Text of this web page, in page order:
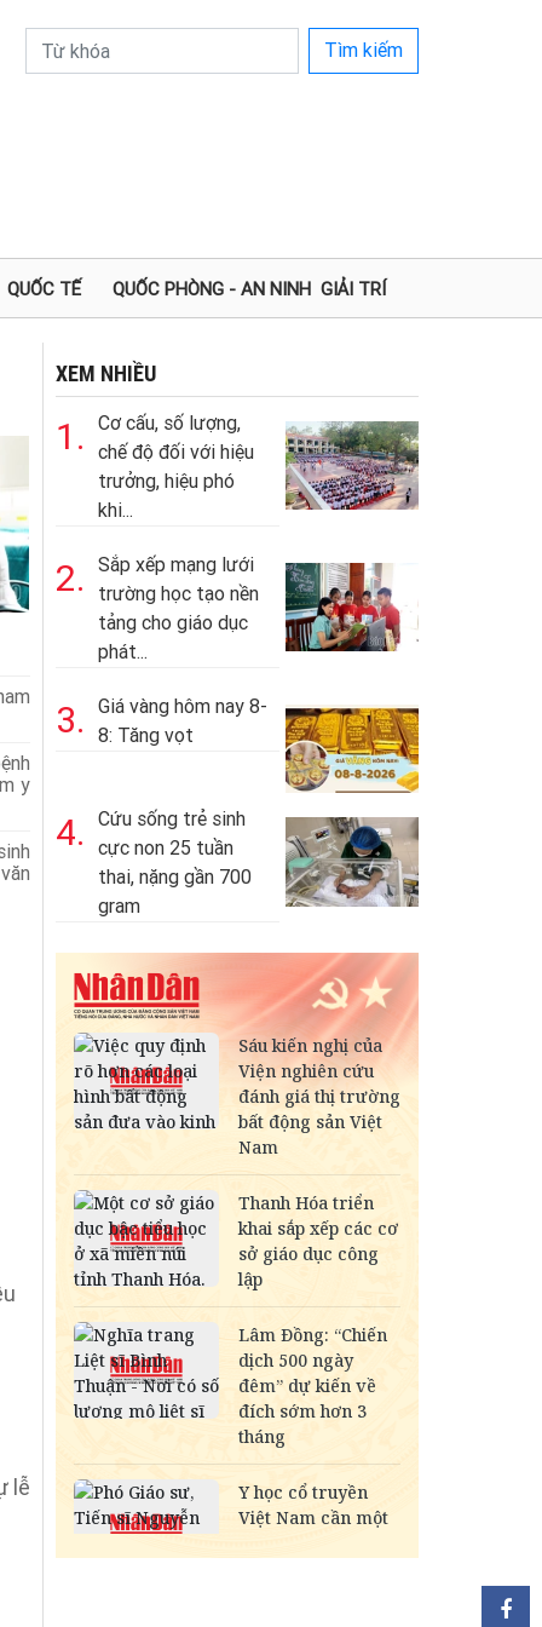
Tìm kiếm
QUỐC TẾ QUỐC PHÒNG - AN NINH GIẢI TRÍ
y
lễ
XEM NHIỀU
1.
Cơ cấu, số lượng,
chế độ đối với hiệu
trưởng, hiệu phó
khi...
2.
Sắp xếp mạng lưới
trường học tạo nền
tảng cho giáo dục
phát...
3.
Giá vàng hôm nay 8-
8: Tăng vọt
4.
Cứu sống trẻ sinh
cực non 25 tuần
thai, nặng gần 700
gram